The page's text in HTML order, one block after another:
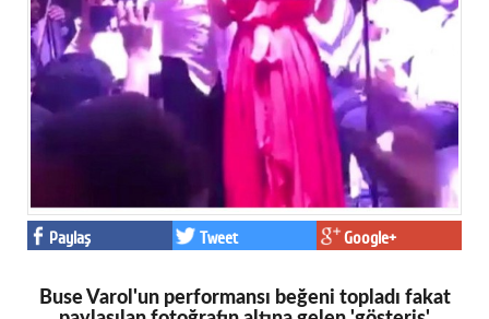
Paylaş Tweet Google+
Buse Varol'un performansı beğeni topladı fakat